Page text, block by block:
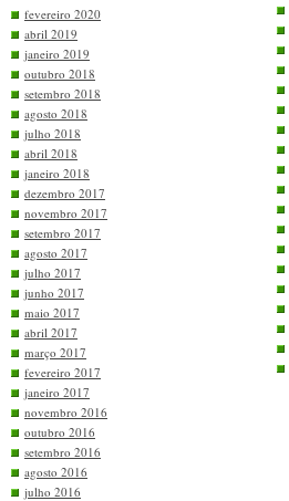
fevereiro 2020
abril 2019
janeiro 2019
outubro 2018
setembro 2018
agosto 2018
julho 2018
abril 2018
janeiro 2018
dezembro 2017
novembro 2017
setembro 2017
agosto 2017
julho 2017
junho 2017
maio 2017
abril 2017
março 2017
fevereiro 2017
janeiro 2017
novembro 2016
outubro 2016
setembro 2016
agosto 2016
julho 2016